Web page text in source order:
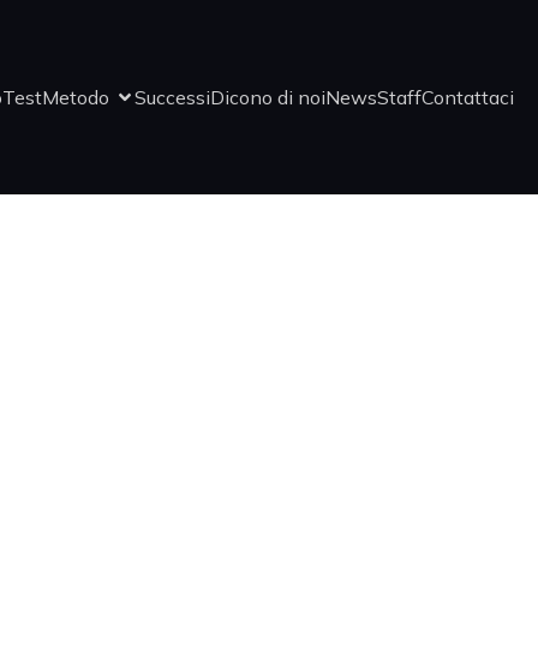
TestMetodo SuccessiDicono di noiNewsStaffContattaci